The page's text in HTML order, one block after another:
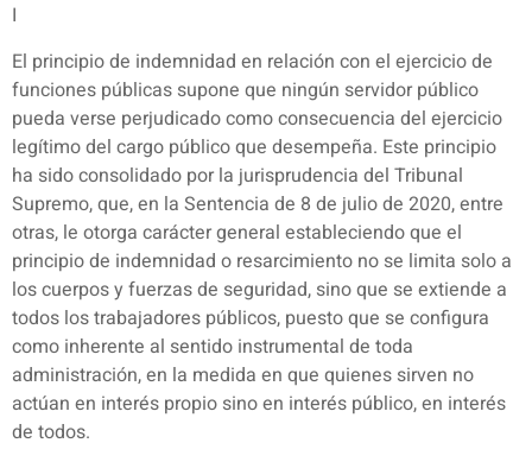
I
El principio de indemnidad en relación con el ejercicio de
funciones públicas supone que ningún servidor público
pueda verse perjudicado como consecuencia del ejercicio
legítimo del cargo público que desempeña. Este principio
ha sido consolidado por la jurisprudencia del Tribunal
Supremo, que, en la Sentencia de 8 de julio de 2020, entre
otras, le otorga carácter general estableciendo que el
principio de indemnidad o resarcimiento no se limita solo a
los cuerpos y fuerzas de seguridad, sino que se extiende a
todos los trabajadores públicos, puesto que se configura
como inherente al sentido instrumental de toda
administración, en la medida en que quienes sirven no
actúan en interés propio sino en interés público, en interés
de todos.